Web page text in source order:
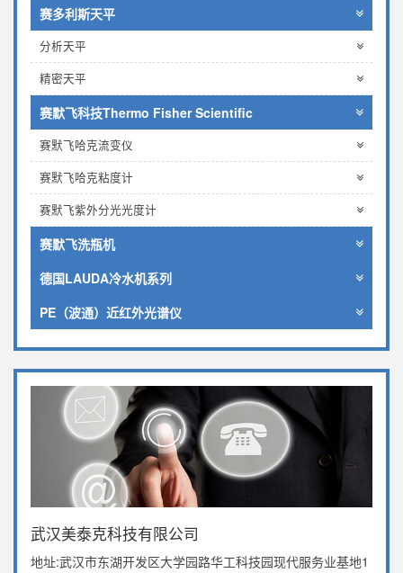
赛多利斯天平
分析天平
精密天平
赛默飞科技Thermo Fisher Scientific
赛默飞哈克流变仪
赛默飞哈克粘度计
赛默飞紫外分光光度计
赛默飞洗瓶机
德国LAUDA冷水机系列
PE（波通）近红外光谱仪
武汉美泰克科技有限公司
地址:武汉市东湖开发区大学园路华工科技园现代服务业基地1